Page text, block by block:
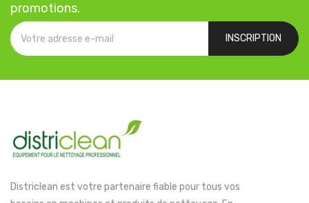
promotions.
INSCRIPTION
Districlean est votre partenaire fiable pour tous vos